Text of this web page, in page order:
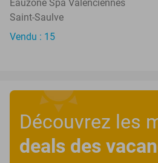
Eauzone Spa Valenciennes
Saint-Saulve
Vendu : 15
Découvrez les
deals des